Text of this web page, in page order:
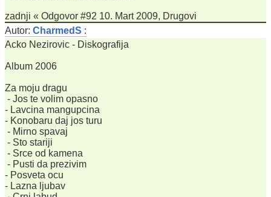
zadnji « Odgovor #92 10. Mart 2009, Drugovi
Autor: CharmedS :
Acko Nezirovic - Diskografija
Album 2006
Za moju dragu
- Jos te volim opasno
- Lavcina mangupcina
- Konobaru daj jos turu
- Mirno spavaj
- Sto stariji
- Srce od kamena
- Pusti da prezivim
- Posveta ocu
- Lazna ljubav